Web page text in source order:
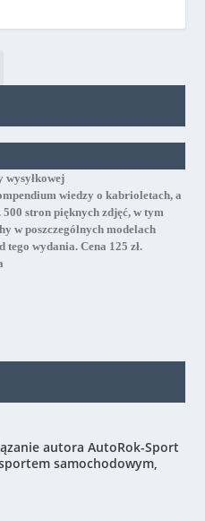
wysyłkowej
wiedzy o kabrioletach, a
stron pięknych zdjęć, w tym
w poszczególnych modelach
tego wydania. Cena 125 zł.
autora AutoRok-Sport
samochodowym,